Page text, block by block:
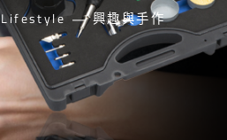
Lifestyle
興趣與手作